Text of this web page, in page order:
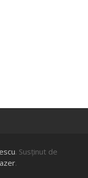
. Susţinut de
.